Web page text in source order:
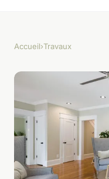
Accueil›Travaux